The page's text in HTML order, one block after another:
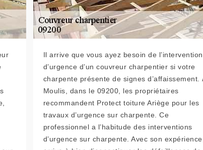
Il arrive que vous ayez besoin de l’intervention
d’urgence d’un couvreur charpentier si votre
charpente présente de signes d’affaissement.
Moulis, dans le 09200, les propriétaires
recommandent Protect toiture Ariège pour les
travaux d’urgence sur charpente. Ce
professionnel a l’habitude des interventions
d’urgence sur charpente. Avec son